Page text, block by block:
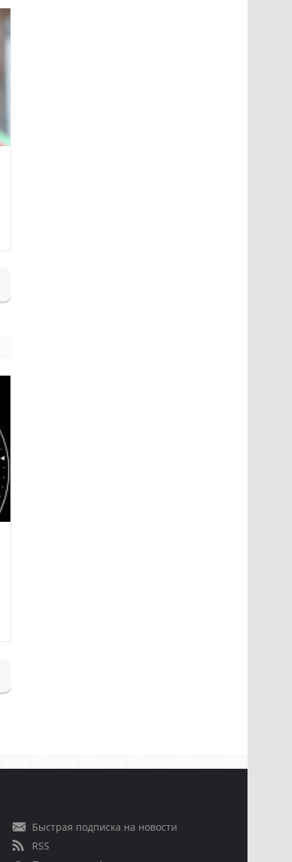
Быстрая подписка на новости
RSS